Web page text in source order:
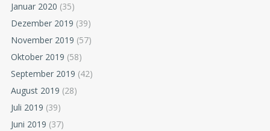
Januar 2020 (35)
Dezember 2019 (39)
November 2019 (57)
Oktober 2019 (58)
September 2019 (42)
August 2019 (28)
Juli 2019 (39)
Juni 2019 (37)